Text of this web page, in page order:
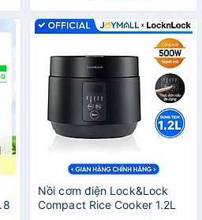
Nồi cơm điện Lock&Lock
Compact Rice Cooker 1.2L